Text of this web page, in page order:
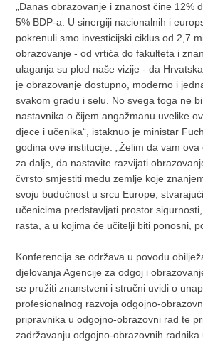
„Danas obrazovanje i znanost čine 12%
5% BDP-a. U sinergiji nacionalnih i
pokrenuli smo investicijski ciklus od 2,7
obrazovanje - od vrtića do fakulteta i
ulaganja su plod naše vizije - da
je obrazovanje dostupno, moderno i
svakom gradu i selu. No svega toga ne
nastavnika o čijem angažmanu uvelike
djece i učenika“, istaknuo je ministar
godina ove institucije. „Želim da vam
za dalje, da nastavite razvijati
čvrsto smjestiti među zemlje koje
svoju budućnost u srcu Europe,
učenicima predstavljati prostor
rasta, a u kojima će učitelji biti ponosni,
Konferencija se održava u povodu
djelovanja Agencije za odgoj i
se pružiti znanstveni i stručni uvidi o
profesionalnog razvoja odgojno-
pripravnika u odgojno-obrazovni rad te
zadržavanju odgojno-obrazovnih radnika